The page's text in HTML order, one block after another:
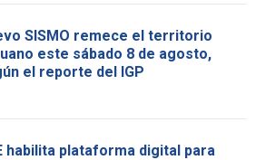
SISMO remece el territorio
este sábado 8 de agosto,
el reporte del IGP
habilita plataforma digital para